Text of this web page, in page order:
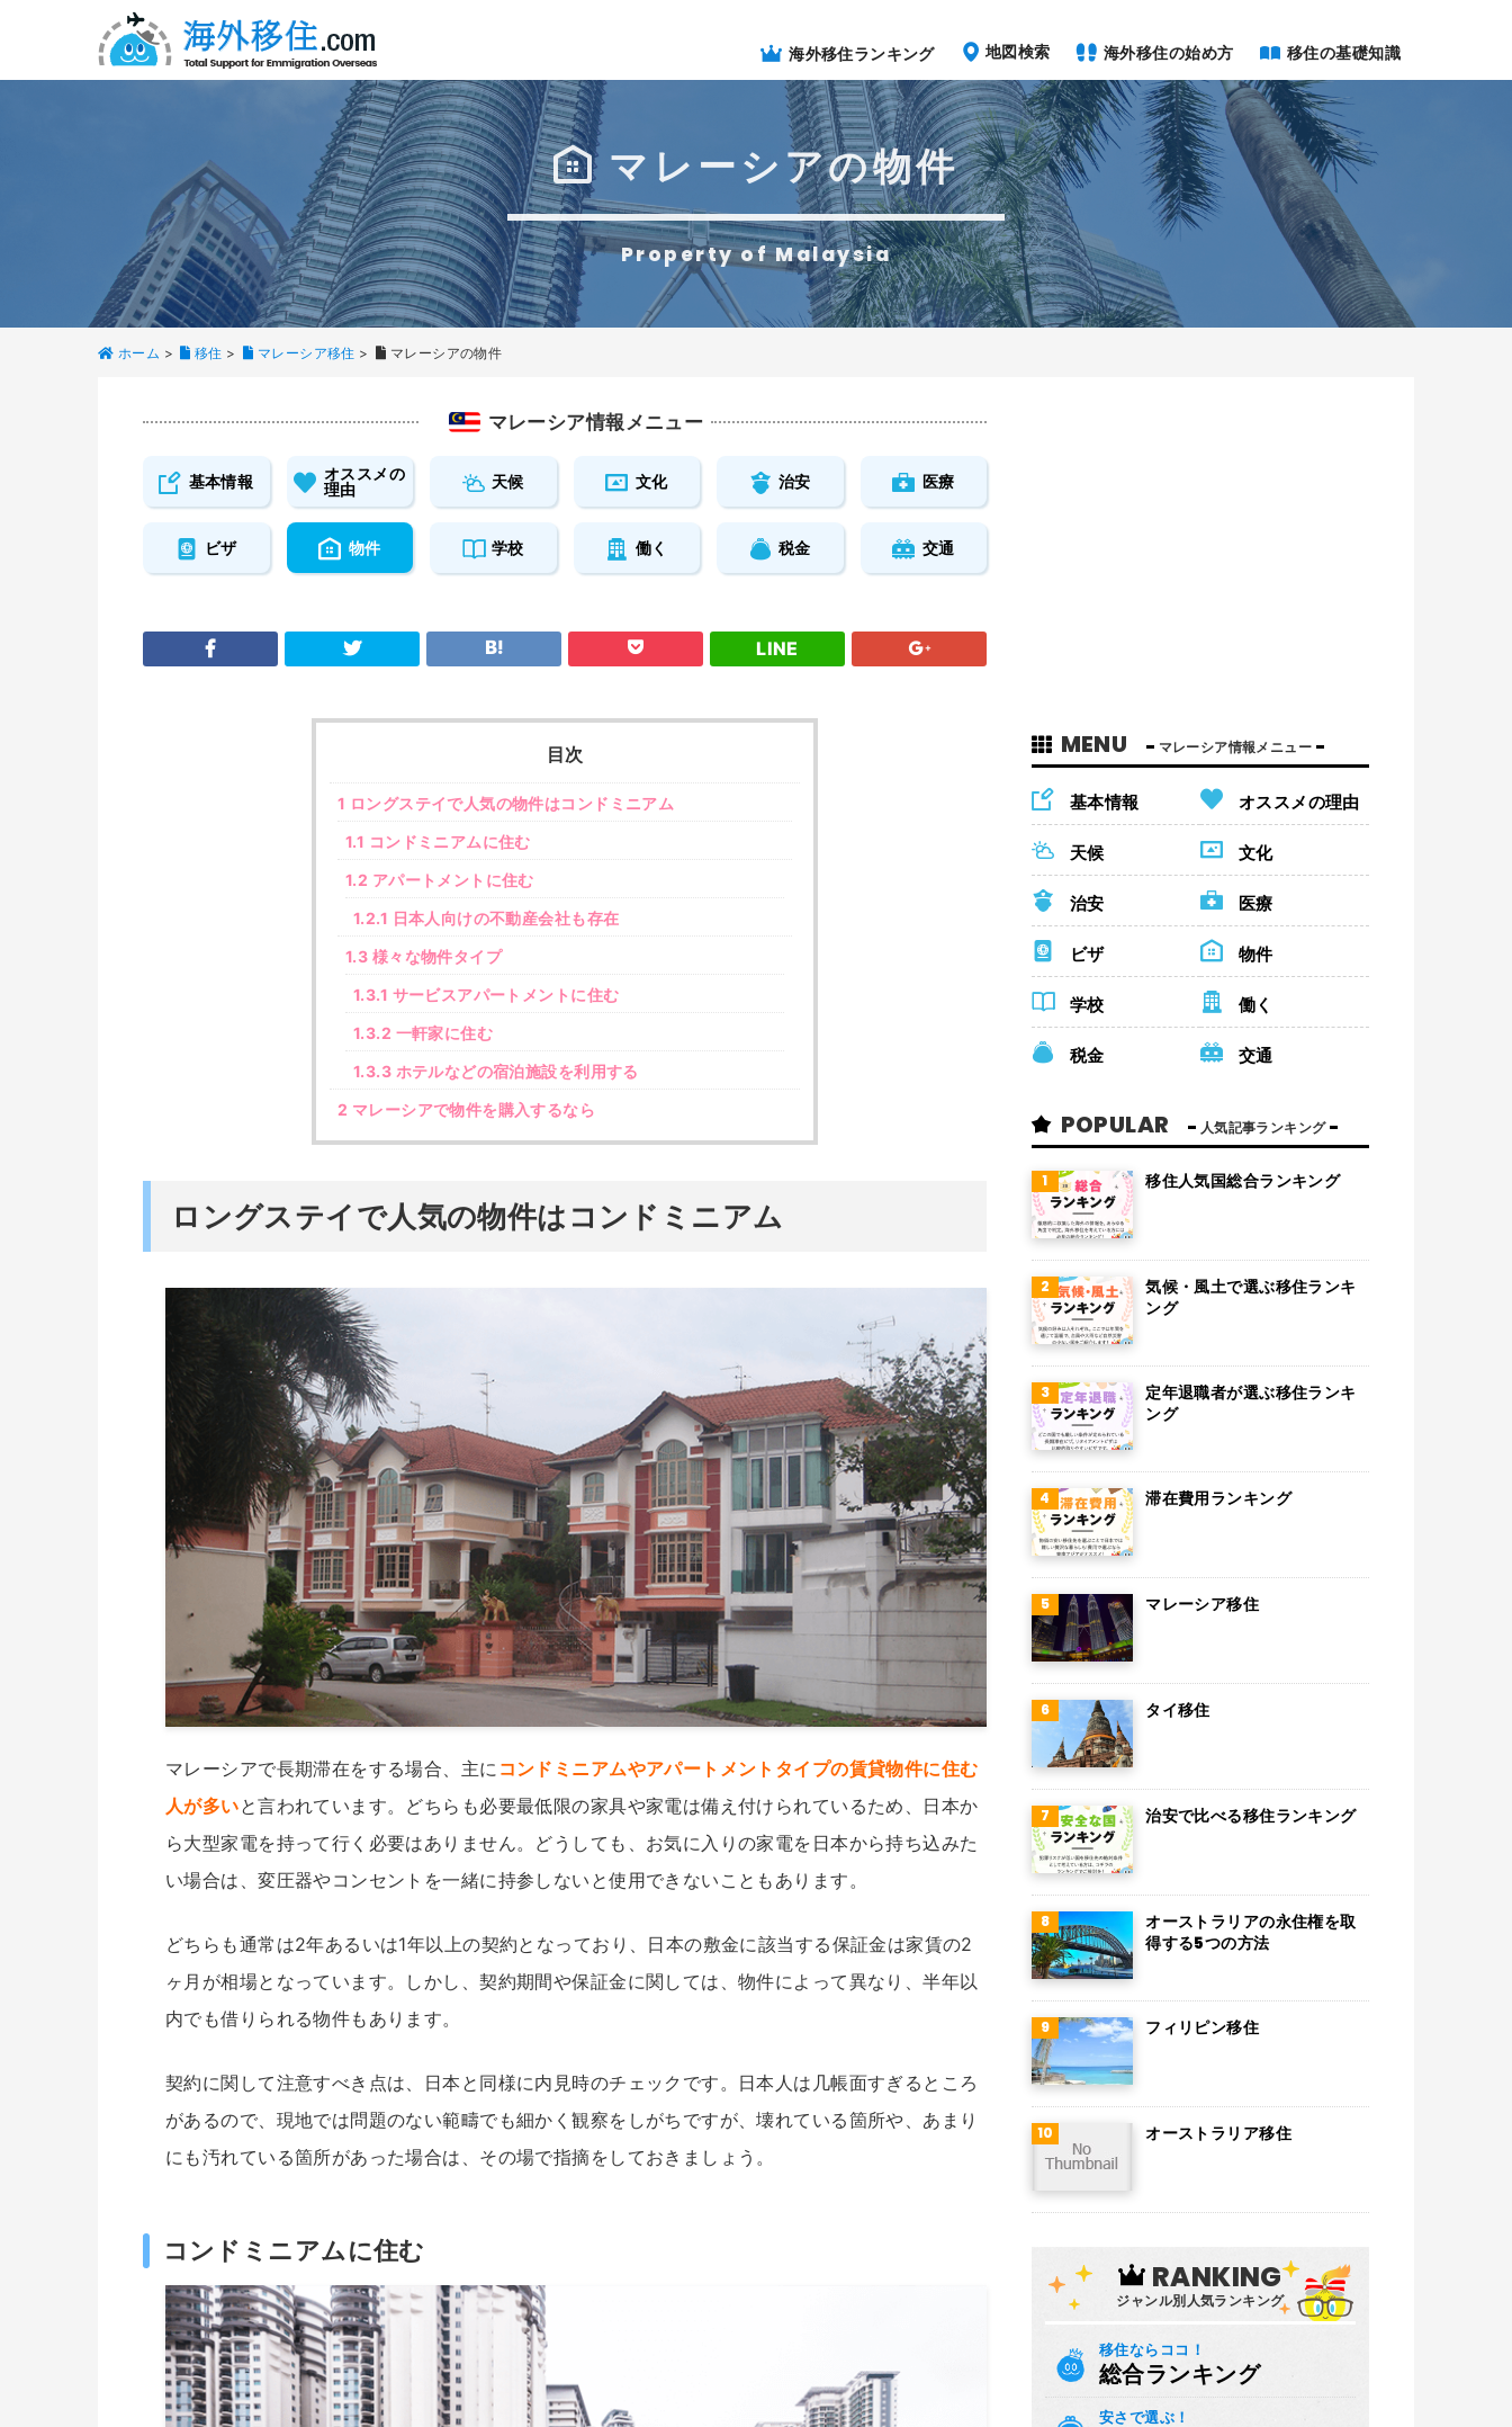
海外移住ランキング 地図検索 海外移住の始め方 移住の基礎知識
マレーシアの物件
Property of Malaysia
ホーム > 移住 > マレーシア移住 > マレーシアの物件
マレーシア情報メニュー
基本情報 オススメの
理由 天候 文化 治安 医療
ビザ 物件 学校 働く 税金 交通
LINE
目次
1 ロングステイで人気の物件はコンドミニアム
1.1 コンドミニアムに住む
1.2 アパートメントに住む
1.2.1 日本人向けの不動産会社も存在
1.3 様々な物件タイプ
1.3.1 サービスアパートメントに住む
1.3.2 一軒家に住む
1.3.3 ホテルなどの宿泊施設を利用する
2 マレーシアで物件を購入するなら
ロングステイで人気の物件はコンドミニアム
マレーシアで長期滞在をする場合、主に コンドミニアムやアパートメントタイプの賃貸物件に住む
人が多いと言われています。どちらも必要最低限の家具や家電は備え付けられているため、日本か
ら大型家電を持って行く必要はありません。どうしても、お気に入りの家電を日本から持ち込みた
い場合は、変圧器やコンセントを一緒に持参しないと使用できないこともあります。
どちらも通常は2年あるいは1年以上の契約となっており、日本の敷金に該当する保証金は家賃の2
ヶ月が相場となっています。しかし、契約期間や保証金に関しては、物件によって異なり、半年以
内でも借りられる物件もあります。
契約に関して注意すべき点は、日本と同様に内見時のチェックです。日本人は几帳面すぎるところ
があるので、現地では問題のない範疇でも細かく観察をしがちですが、壊れている箇所や、あまり
にも汚れている箇所があった場合は、その場で指摘をしておきましょう。
コンドミニアムに住む
MENU マレーシア情報メニュー
基本情報 オススメの理由
天候 文化
治安 医療
ビザ 物件
学校 働く
税金 交通
POPULAR 人気記事ランキング
移住人気国総合ランキング
気候・風土で選ぶ移住ランキ
ング
定年退職者が選ぶ移住ランキ
ング
滞在費用ランキング
マレーシア移住
タイ移住
治安で比べる移住ランキング
オーストラリアの永住権を取
得する5つの方法
フィリピン移住
オーストラリア移住
RANKING
ジャンル別人気ランキング
移住ならココ！
総合ランキング
安さで選ぶ！